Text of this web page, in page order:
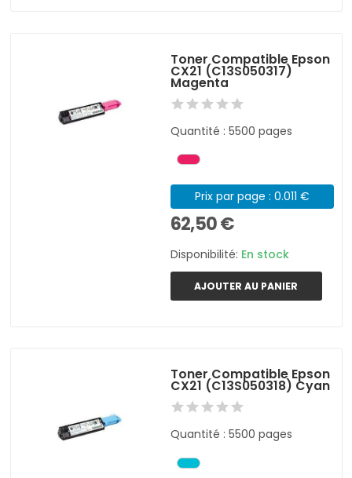
Toner Compatible Epson
CX21 (C13S050317)
Magenta
Quantité : 5500 pages
Prix par page : 0.011 €
62,50 €
Disponibilité: En stock
AJOUTER AU PANIER
Toner Compatible Epson
CX21 (C13S050318) Cyan
Quantité : 5500 pages